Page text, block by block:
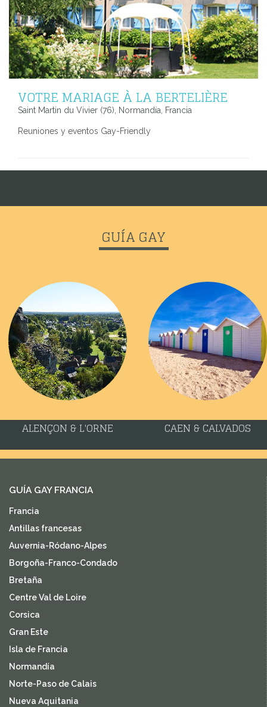
VOTRE MARIAGE À LA BERTELIÈRE
Saint Martin du Vivier (76), Normandía, Francia
Reuniones y eventos Gay-Friendly
GUÍA GAY
ALENÇON & L'ORNE CAEN & CALVADOS
GUÍA GAY FRANCIA
Francia
Antillas francesas
Auvernia-Ródano-Alpes
Borgoña-Franco-Condado
Bretaña
Centre Val de Loire
Corsica
Gran Este
Isla de Francia
Normandía
Norte-Paso de Calais
Nueva Aquitania